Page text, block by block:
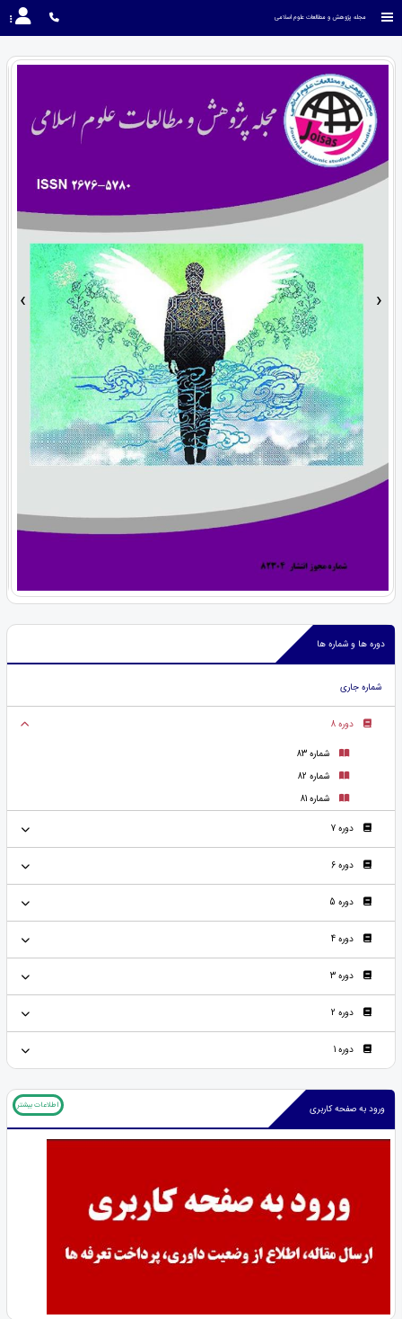
مجله پژوهش و مطالعات علوم اسلامی
› ‹
دوره ها و شماره ها
شماره جاری
دوره 8
شماره 83
شماره 82
شماره 81
دوره 7
دوره 6
دوره 5
دوره 4
دوره 3
دوره 2
دوره 1
ورود به صفحه کاربری اطلاعات بیشتر